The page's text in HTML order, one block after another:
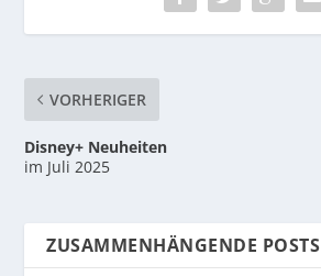
VORHERIGER
Disney+ Neuheiten
im Juli 2025
ZUSAMMENHÄNGENDE POSTS